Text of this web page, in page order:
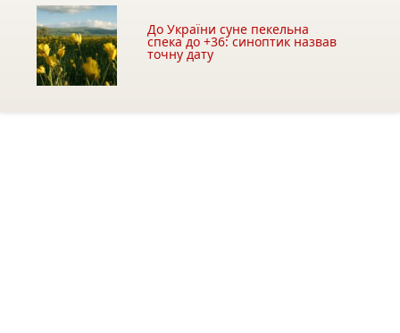
До України суне пекельна
спека до +36: синоптик назвав
точну дату